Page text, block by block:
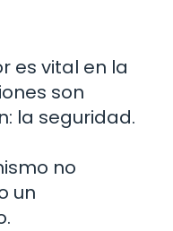
es vital en la
son
la seguridad.
no
un